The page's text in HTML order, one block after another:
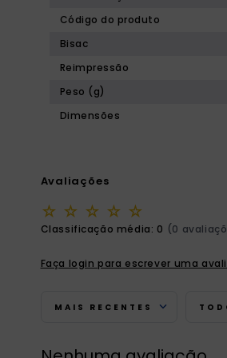
Código do produto
Bisac
Reimpressão
Peso (g)
Dimensões
Avaliações
☆ ☆ ☆ ☆ ☆
Classificação média: 0 (0
Faça login para escrever uma
MAIS RECENTES